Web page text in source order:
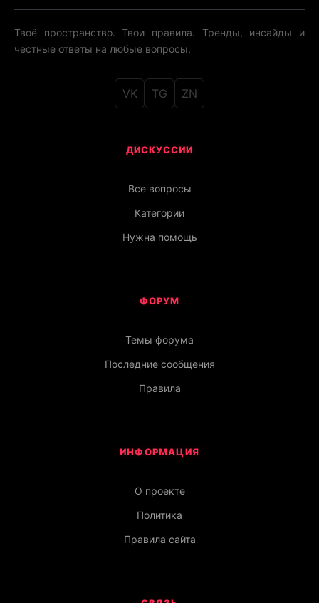
Твоё пространство. Твои правила. Тренды, инсайды и
честные ответы на любые вопросы.
VK TG ZN
ДИСКУССИИ
Все вопросы
Категории
Нужна помощь
ФОРУМ
Темы форума
Последние сообщения
Правила
ИНФОРМАЦИЯ
О проекте
Политика
Правила сайта